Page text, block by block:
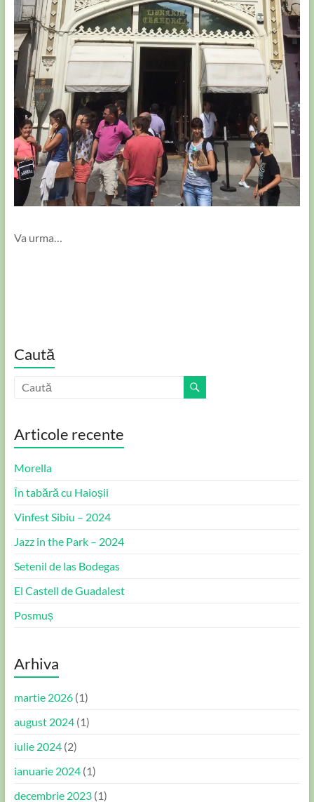
Va urma…
Caută
Articole recente
Morella
În tabără cu Haioșii
Vinfest Sibiu – 2024
Jazz in the Park – 2024
Setenil de las Bodegas
El Castell de Guadalest
Posmuș
Arhiva
martie 2026(1)
august 2024(1)
iulie 2024(2)
ianuarie 2024(1)
decembrie 2023(1)